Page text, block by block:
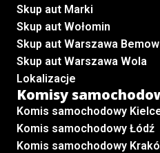
Skup aut Marki
Skup aut Wołomin
Skup aut Warszawa
Skup aut Warszawa Wola
Lokalizacje
Komisy
Komis samochodowy
Komis samochodowy Łódź
Komis samochodowy